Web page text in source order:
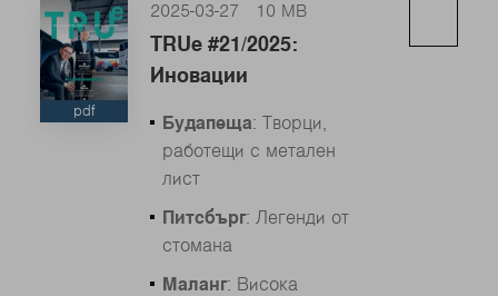
pdf
2025-03-27 10 MB
TRUe #21/2025:
Иновации
Будапеща: Творци,
работещи с метален
лист
Питсбърг: Легенди от
стомана
Маланг: Висока